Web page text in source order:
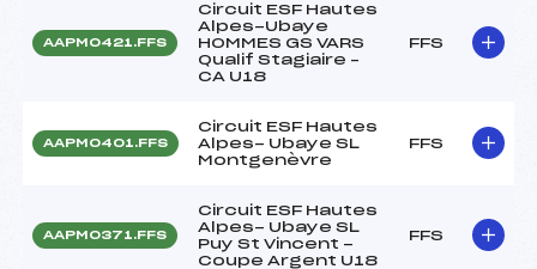
AAPM0421.FFS
Circuit ESF Hautes
Alpes-Ubaye
HOMMES GS VARS
Qualif Stagiaire –
CA U18
FFS
AAPM0401.FFS
Circuit ESF Hautes
Alpes- Ubaye SL
Montgenèvre
FFS
AAPM0371.FFS
Circuit ESF Hautes
Alpes- Ubaye SL
Puy St Vincent -
Coupe Argent U18
FFS